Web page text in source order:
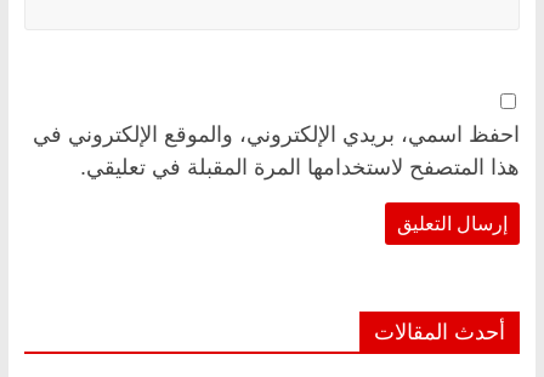
احفظ اسمي، بريدي الإلكتروني، والموقع الإلكتروني في
هذا المتصفح لاستخدامها المرة المقبلة في تعليقي.
أحدث المقالات